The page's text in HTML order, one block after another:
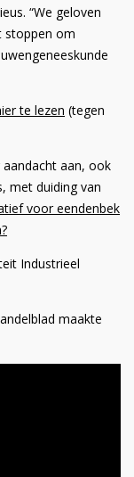
“We geloven
stoppen om
te lezen (tegen
aan, ook
met duiding van
voor eendenbek
Industrieel
maakte